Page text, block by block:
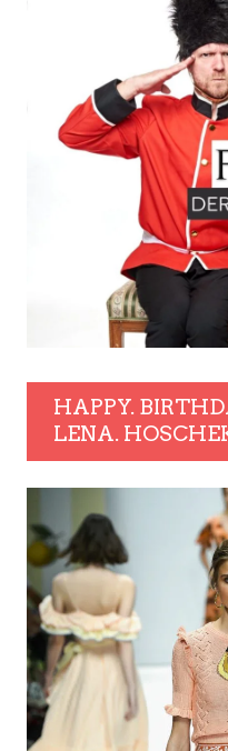
HAPPY.
LENA.